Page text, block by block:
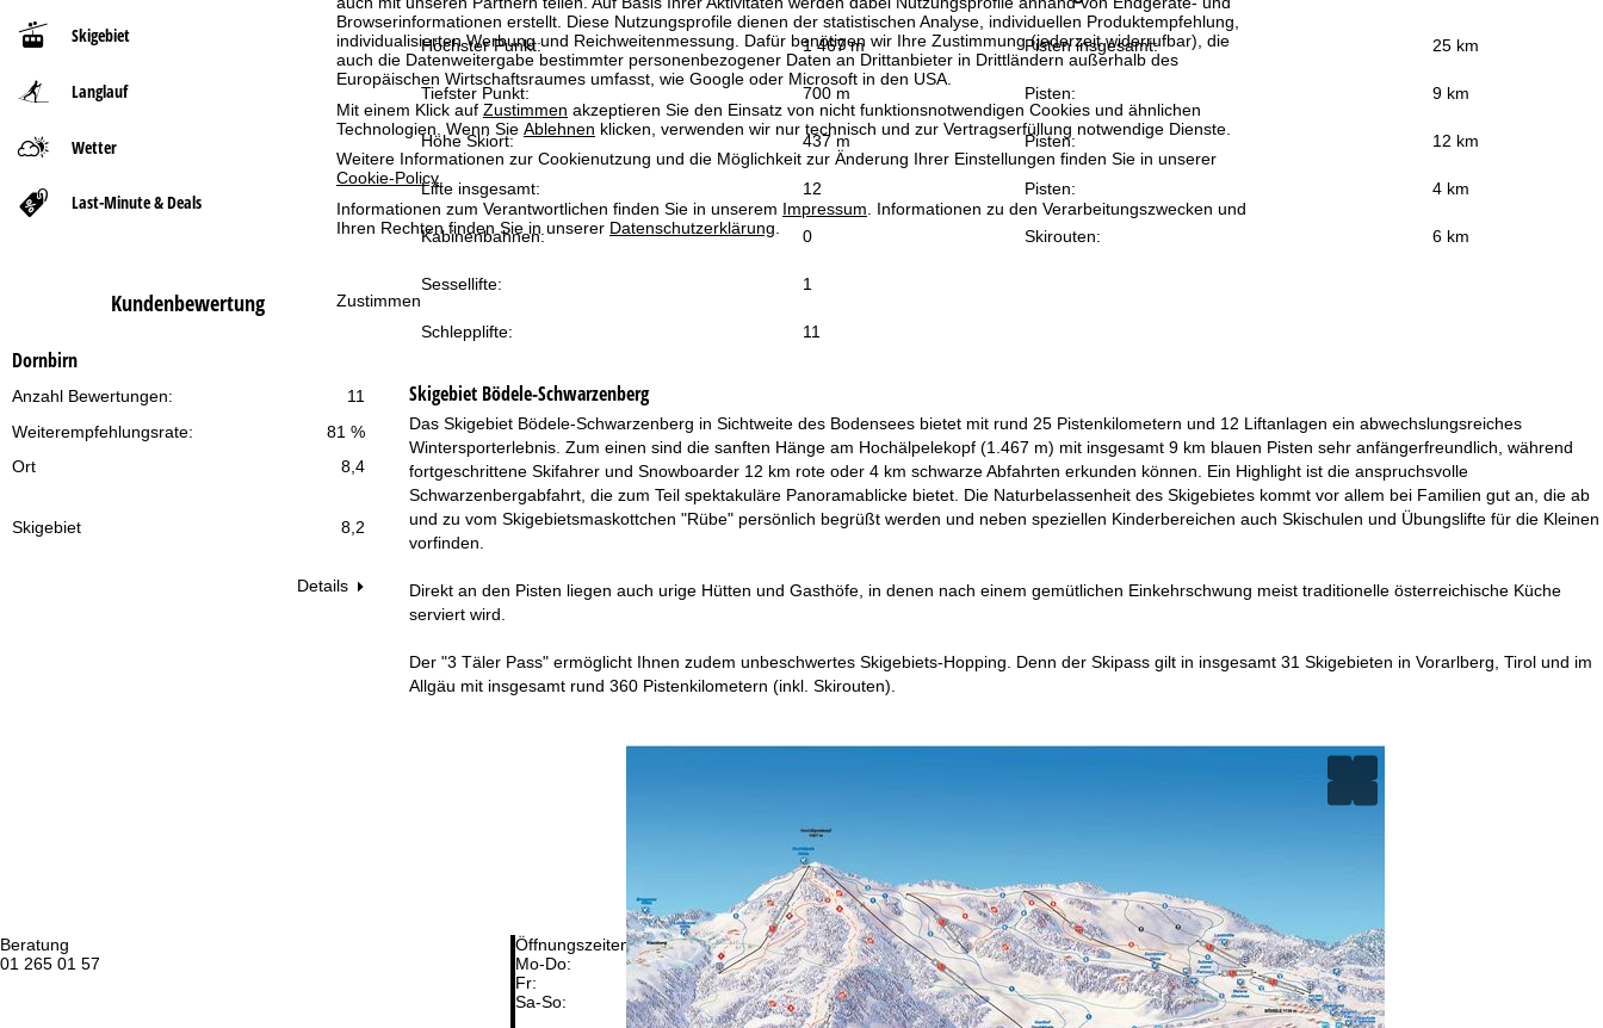
Browserinformationen erstellt. Diese Nutzungsprofile dienen der statistischen Analyse, individuellen Produktempfehlung,
individualisierten Werbung und Reichweitenmessung. Dafür benötigen wir Ihre Zustimmung (jederzeit widerrufbar), die
auch die Datenweitergabe bestimmter personenbezogener Daten an Drittanbieter in Drittländern außerhalb des
Europäischen Wirtschaftsraumes umfasst, wie Google oder Microsoft in den USA.
Mit einem Klick auf Zustimmen akzeptieren Sie den Einsatz von nicht funktionsnotwendigen Cookies und ähnlichen
Technologien. Wenn Sie Ablehnen klicken, verwenden wir nur technisch und zur Vertragserfüllung notwendige Dienste.
Weitere Informationen zur Cookienutzung und die Möglichkeit zur Änderung Ihrer Einstellungen finden Sie in unserer
Cookie-Policy
Informationen zum Verantwortlichen finden Sie in unserem Impressum . Informationen zu den Verarbeitungszwecken und
Ihren Rechten finden Sie in unserer Datenschutzerklärung
Zustimmen
Beratung
01 265 01 57
Öffnungszeiten
Mo-Do:
09:00-17:00 Uhr
Fr:
09:00-15:00 Uhr
Sa-So:
geschlossen
Skigebiet
Langlauf
Wetter
Last-Minute & Deals
Kundenbewertung
Dornbirn
11
Anzahl Bewertungen:
81 %
Weiterempfehlungsrate:
Ort
8,4
Skigebiet 8,2
Details
t
s
e
i
t
e
Höchster Punkt: 1 467 m Pisten insgesamt: 25 km
Tiefster Punkt: 700 m Pisten: 9 km
Höhe Skiort: 437 m Pisten: 12 km
Lifte insgesamt: 12 Pisten: 4 km
Kabinenbahnen: 0 Skirouten: 6 km
Sessellifte: 1
Schlepplifte: 11
Skigebiet Bödele-Schwarzenberg
Das Skigebiet Bödele-Schwarzenberg in Sichtweite des Bodensees bietet mit rund 25 Pistenkilometern und 12 Liftanlagen ein abwechslungsreiches
Wintersporterlebnis. Zum einen sind die sanften Hänge am Hochälpelekopf (1.467 m) mit insgesamt 9 km blauen Pisten sehr anfängerfreundlich, während
fortgeschrittene Skifahrer und Snowboarder 12 km rote oder 4 km schwarze Abfahrten erkunden können. Ein Highlight ist die anspruchsvolle
Schwarzenbergabfahrt, die zum Teil spektakuläre Panoramablicke bietet. Die Naturbelassenheit des Skigebietes kommt vor allem bei Familien gut an, die ab
und zu vom Skigebietsmaskottchen "Rübe" persönlich begrüßt werden und neben speziellen Kinderbereichen auch Skischulen und Übungslifte für die Kleinen
vorfinden.
Direkt an den Pisten liegen auch urige Hütten und Gasthöfe, in denen nach einem gemütlichen Einkehrschwung meist traditionelle österreichische Küche
serviert wird.
Der "3 Täler Pass" ermöglicht Ihnen zudem unbeschwertes Skigebiets-Hopping. Denn der Skipass gilt in insgesamt 31 Skigebieten in Vorarlberg, Tirol und im
Allgäu mit insgesamt rund 360 Pistenkilometern (inkl. Skirouten).